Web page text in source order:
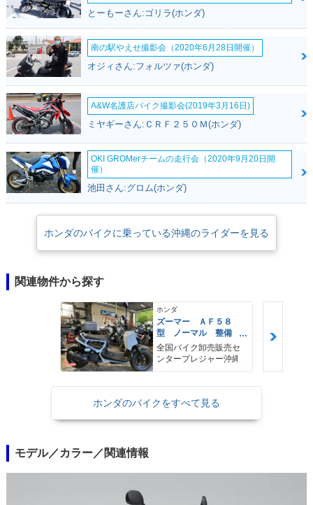
とーもーさん:ゴリラ(ホンダ)
南の駅やえせ撮影会（2020年6月28日開催）
オジィさん:フォルツァ(ホンダ)
A&W名護店バイク撮影会(2019年3月16日)
ミヤギーさん:ＣＲＦ２５０Ｍ(ホンダ)
OKI GROMerチームの走行会（2020年9月20日開
催）
池田さん:グロム(ホンダ)
ホンダのバイクに乗っている沖縄のライダーを見る
関連物件から探す
ホンダ
ズーマー ＡＦ５８
型 ノーマル 整備
保証 自賠責保険
全国バイク卸売販売セ
ンタープレジャー沖縄
ホンダのバイクをすべて見る
モデル／カラー／関連情報